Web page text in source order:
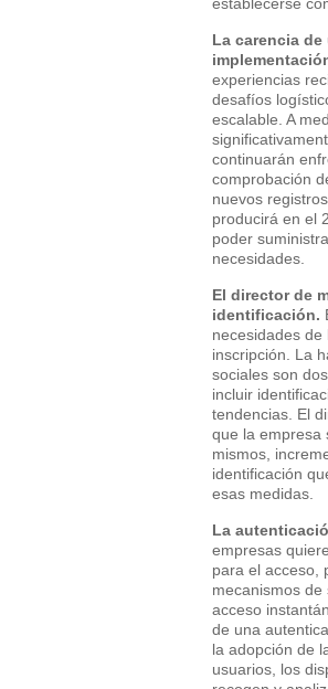
La carencia
experiencias
desafíos
escalable. A
continuarán
comprobación
nuevos
producirá en el
poder
necesidades.
El director de
identificación.
necesidades
inscripción. La
sociales son
incluir
tendencias. El
que la empresa
mismos,
identificación
esas medidas.
La
empresas
para el acceso,
mecanismos
acceso
de una
la adopción de
usuarios, los